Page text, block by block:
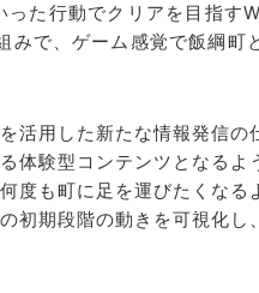
た行動でクリアを目指す
で、ゲーム感覚で飯綱町
活用した新たな情報発信の
体験型コンテンツとなるよ
度も町に足を運びたくなる
初期段階の動きを可視化し